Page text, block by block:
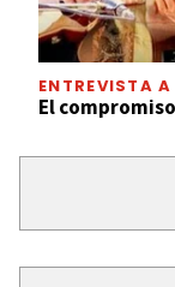
ENTREVISTA
El